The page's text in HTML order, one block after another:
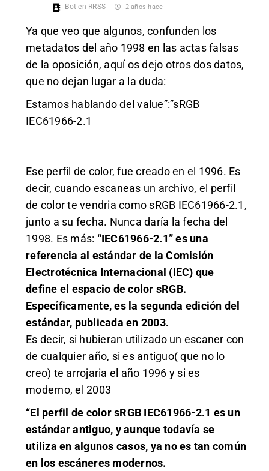
Bot en RRSS 2 años hace
Ya que veo que algunos, confunden los
metadatos del año 1998 en las actas falsas
de la oposición, aquí os dejo otros dos datos,
que no dejan lugar a la duda:
Estamos hablando del value”:”sRGB
IEC61966-2.1
Ese perfil de color, fue creado en el 1996. Es
decir, cuando escaneas un archivo, el perfil
de color te vendria como sRGB IEC61966-2.1,
junto a su fecha. Nunca daría la fecha del
1998. Es más: “IEC61966-2.1” es una
referencia al estándar de la Comisión
Electrotécnica Internacional (IEC) que
define el espacio de color sRGB.
Específicamente, es la segunda edición del
estándar, publicada en 2003.
Es decir, si hubieran utilizado un escaner con
de cualquier año, si es antiguo( que no lo
creo) te arrojaria el año 1996 y si es
moderno, el 2003
“El perfil de color sRGB IEC61966-2.1 es un
estándar antiguo, y aunque todavía se
utiliza en algunos casos, ya no es tan común
en los escáneres modernos.